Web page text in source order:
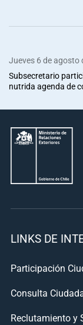
Jueves 6 de agosto
Subsecretario
nutrida agenda de
LINKS DE
Participación
Consulta
Reclutamiento y